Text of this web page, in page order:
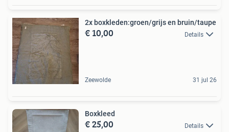
2x boxkleden:groen/grijs en bruin/taupe
€ 10,00 Details
Zeewolde 31 jul 26
Boxkleed
€ 25,00 Details